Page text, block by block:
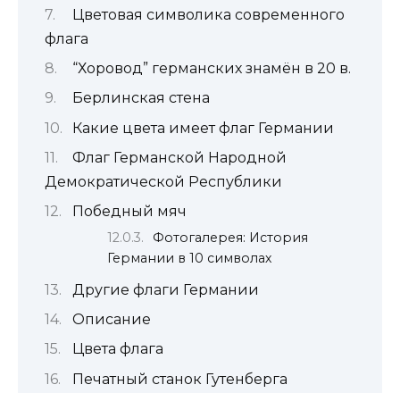
Цветовая символика современного
флага
“Хоровод” германских знамён в 20 в.
Берлинская стена
Какие цвета имеет флаг Германии
Флаг Германской Народной
Демократической Республики
Победный мяч
Фотогалерея: История
Германии в 10 символах
Другие флаги Германии
Описание
Цвета флага
Печатный станок Гутенберга